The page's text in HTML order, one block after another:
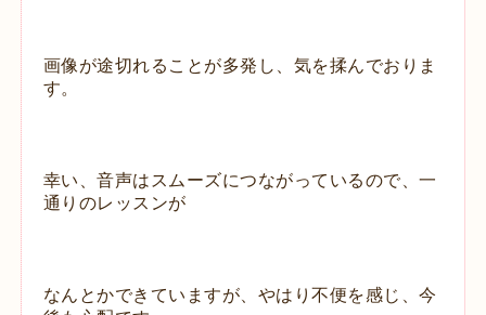
画像が途切れることが多発し、気を揉んでおりま
す。
幸い、音声はスムーズにつながっているので、一
通りのレッスンが
なんとかできていますが、やはり不便を感じ、今